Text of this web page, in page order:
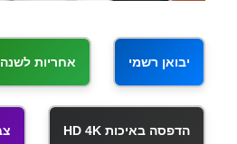
יבואן רשמי אחריות לשנה
הדפסה באיכות HD 4K